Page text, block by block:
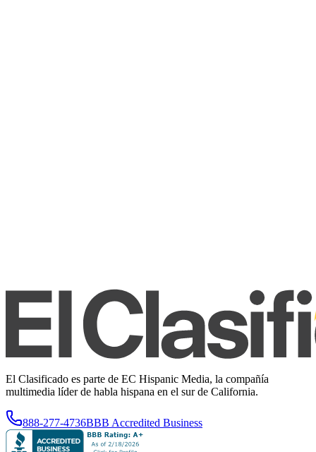
El Clasificado es parte de EC Hispanic Media, la compañía
multimedia líder de habla hispana en el sur de California.
888-277-4736BBB Accredited Business